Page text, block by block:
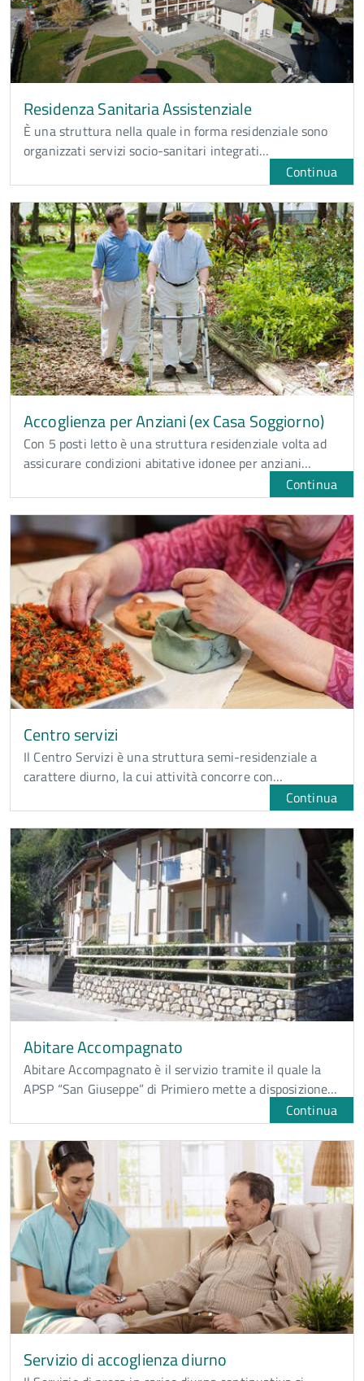
Residenza Sanitaria Assistenziale
È una struttura nella quale in forma residenziale sono
organizzati servizi socio-sanitari integrati…
Continua
Accoglienza per Anziani (ex Casa Soggiorno)
Con 5 posti letto è una struttura residenziale volta ad
assicurare condizioni abitative idonee per anziani…
Continua
Centro servizi
Il Centro Servizi è una struttura semi-residenziale a
carattere diurno, la cui attività concorre con…
Continua
Abitare Accompagnato
Abitare Accompagnato è il servizio tramite il quale la
APSP “San Giuseppe” di Primiero mette a disposizione…
Continua
Servizio di accoglienza diurno